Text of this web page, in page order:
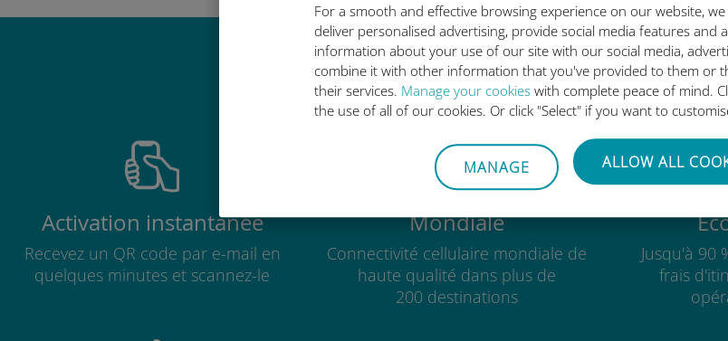
For a smooth and effective browsing experience on our website,
deliver personalised advertising, provide social media features and
information about your use of our site with our social media,
combine it with other information that you've provided to them or
their services. Manage your cookies with complete peace of mind.
the use of all of our cookies. Or click "Select" if you want to
MANAGE ALLOW ALL
Pourquoi l'eSIM internationale
Activation instantanée
Recevez un QR code par e-mail en
quelques minutes et scannez-le
Mondiale
Connectivité cellulaire mondiale de
haute qualité dans plus de
200 destinations
Jusqu'à 90
frais